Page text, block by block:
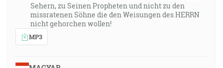
Sehern, zu Seinen Propheten und nicht zu den
missratenen Söhne die den Weisungen des HERRN
nicht gehorchen wollen!
MP3